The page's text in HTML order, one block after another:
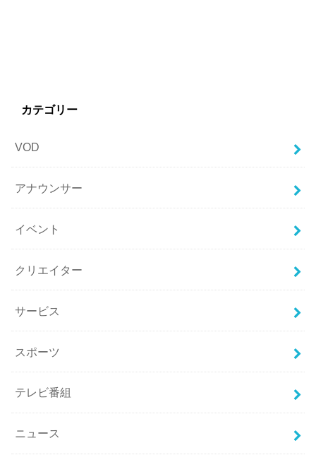
カテゴリー
VOD
アナウンサー
イベント
クリエイター
サービス
スポーツ
テレビ番組
ニュース